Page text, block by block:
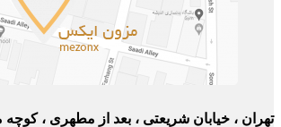
، خیابان شریعتی ، بعد از مطهری ، کوچه مینوی